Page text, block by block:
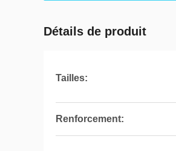
Détails de produit
Tailles:
Renforcement: